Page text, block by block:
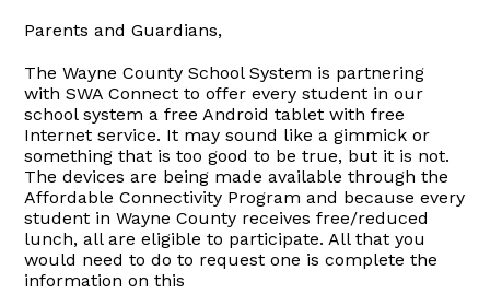
Parents and Guardians,
The Wayne County School System is partnering
with SWA Connect to offer every student in our
school system a free Android tablet with free
Internet service. It may sound like a gimmick or
something that is too good to be true, but it is not.
The devices are being made available through the
Affordable Connectivity Program and because every
student in Wayne County receives free/reduced
lunch, all are eligible to participate. All that you
would need to do to request one is complete the
information on this